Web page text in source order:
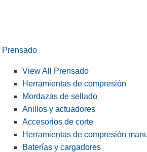
Prensado
View All Prensado
Herramientas de compresión
Mordazas de sellado
Anillos y actuadores
Accesorios de corte
Herramientas de compresión
Baterías y cargadores